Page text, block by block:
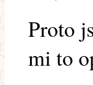
Proto
mi to